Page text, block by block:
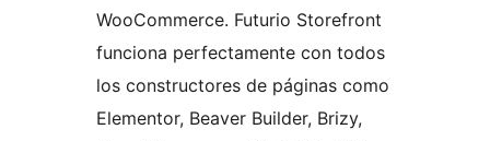
WooCommerce. Futurio Storefront
funciona perfectamente con todos
los constructores de páginas como
Elementor, Beaver Builder, Brizy,